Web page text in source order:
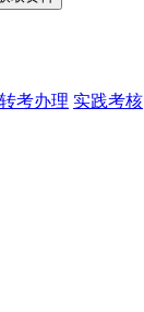
转考办理 实践考核